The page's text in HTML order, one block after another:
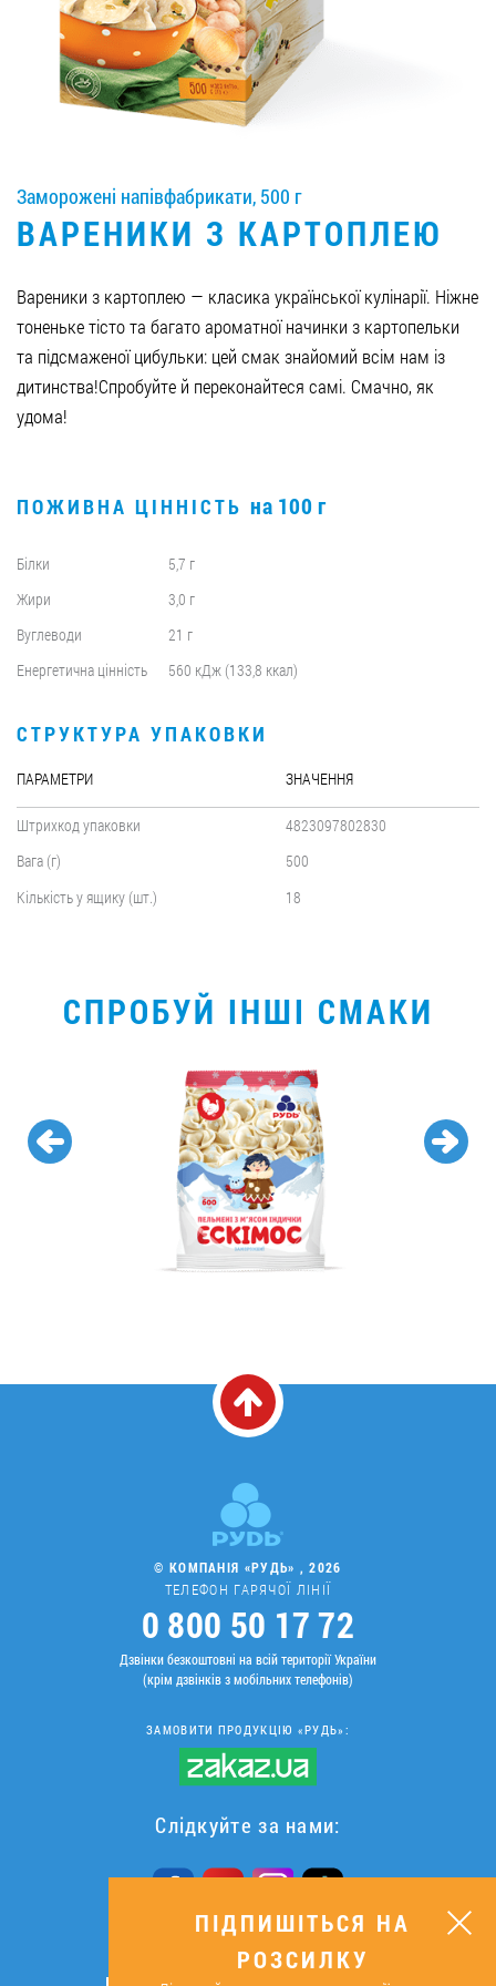
Вакансії
ЗАМОВИТИ ПРОДУКЦІЮ «РУДЬ»:
СТАТИ ПАРТНЕРОМ
0412 42 29 23
Заморожені напівфабрикати, 500 г
ВАРЕНИКИ З КАРТОПЛЕЮ
Вареники з картоплею — класика української кулінарії. Ніжне
тоненьке тісто та багато ароматної начинки з картопельки
та підсмаженої цибульки: цей смак знайомий всім нам із
дитинства!Спробуйте й переконайтеся самі. Смачно, як
удома!
ПОЖИВНА ЦІННІСТЬ на 100 г
Білки
5,7 г
Жири
3,0 г
Вуглеводи
21 г
Енергетична цінність
560 кДж (133,8 ккал)
СТРУКТУРА УПАКОВКИ
ПАРАМЕТРИ ЗНАЧЕННЯ
Штрихкод упаковки
4823097802830
Вага (г)
500
Кількість у ящику (шт.)
18
СПРОБУЙ ІНШІ СМАКИ
© КОМПАНІЯ «РУДЬ» , 2026
ТЕЛЕФОН ГАРЯЧОЇ ЛІНІЇ
0 800 50 17 72
Дзвінки безкоштовні на всій території України
(крім дзвінків з мобільних телефонів)
ЗАМОВИТИ ПРОДУКЦІЮ «РУДЬ»:
Слідкуйте за нами:
ПІДПИШІТЬСЯ НА РОЗСИЛКУ
ПІДПИШІТЬСЯ НА
РОЗСИЛКУ